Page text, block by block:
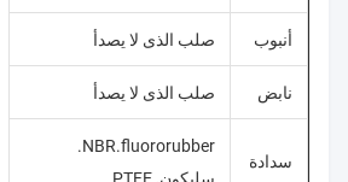
أنبوب صلب الذى لا يصدأ
نابض صلب الذى لا يصدأ
سدادة
NBR.fluororubber.